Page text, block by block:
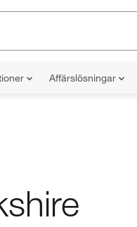
Affärslösningar